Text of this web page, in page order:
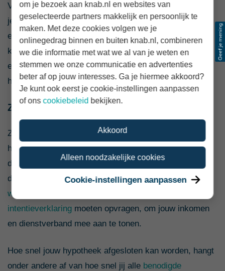
Verdiep je daarom zelf ook in dehypotheekvormen
je kan kiezen, de verschillende aanbieders die er zijn
en bijvoorbeeld de risicoklassen die ze hanteren. Zo
kun je concreet met de hypotheekadviseur in gesprek
en is de kans groot dat je aan het eind van de rit een
hypotheek afsluit die voldoet aan je eisen.
Zorg dat je de juiste documenten aanlevert
Zodra je bod geaccepteerd is en je daadwerkelijk de
hypotheek gaat afsluiten, is het aanleveren van
documenten één van de belangrijkste onderdelen van
de hypotheekaanvraag. Je zal bijvoorbeeld een
werkgeversverklaring
intentieverklaring moeten opvragen, om jouw inkomen
en dienstverband mee aan te tonen.
Hoe snel jouw hypotheek afgesloten kan worden, hangt
onder andere af van hoe snel jij alle benodigde
om je bezoek aan knab.nl en websites van
geselecteerde partners makkelijk en persoonlijk te
maken. Met deze cookies volgen we je
onlinegedrag binnen en buiten knab.nl, combineren
we die informatie met wat we al van je weten en
stemmen we onze communicatie en advertenties
beter af op jouw interesses. Ga je hiermee akkoord?
Je kunt ook eerst je cookie-instellingen aanpassen
of onscookiebeleid bekijken.
Akkoord
Alleen noodzakelijke cookies
Cookie-instellingen aanpassen